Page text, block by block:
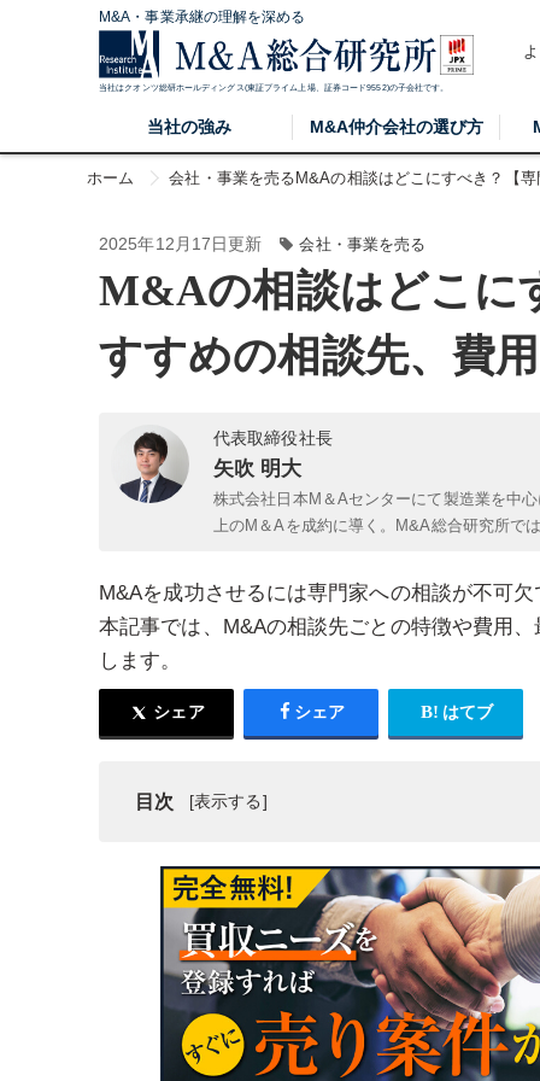
M&A・事業承継の理解を深める
当社はクオンツ総研ホールディングス(東証プライム上場、証券コード9552)の子会社です。
当社の強み M&A仲介会社の選び方
ホーム 会社・事業を売る M&Aの相談はどこにすべき？【
2025年12月17日更新 会社・事業を売る
M&Aの相談はどこに
すすめの相談先、費
代表取締役社長
矢吹 明大
株式会社日本M＆Aセンターにて製造業を中
上のM＆Aを成約に導く。M&A総合研究所で
M&Aを成功させるには専門家への相談が不可
本記事では、M&Aの相談先ごとの特徴や費用
します。
シェア シェア はてブ
目次
M&Aの相談を成功に導くための事前準備
M&Aの相談先を選ぶ前に知っておきたい注意点
M&Aの相談先一覧とメリット・デメリット
M&A相談にかかる費用は？料金体系の目安と注